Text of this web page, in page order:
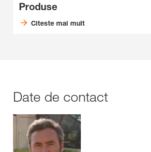
Produse
Citeste mai mult
Date de contact